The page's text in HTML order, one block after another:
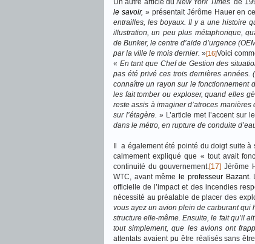
Un autre article duNew York Timesde
le savoir, » présentait Jérôme Hauer en
entrailles, les boyaux. Il y a une histoire
illustration, un peu plus métaphorique,
de Bunker, le centre d’aide d’urgence
par la ville le mois dernier. »[16]Voici
« En tant que Chef de Gestion des
pas été privé ces trois dernières années.
connaître un rayon sur le fonctionnement
les fait tomber ou exploser, quand elles
reste assis à imaginer d’atroces
sur l’étagère. » L’article met l’accent sur
dans le métro, en rupture de conduite
Il a également été pointé du doigt suite
calmement expliqué que « tout avait
continuité du gouvernement.[17] Jérôme
WTC, avant même
le professeur Bazant.
officielle de l’impact et des incendies
nécessité au préalable de placer des
vous ayez un avion plein de carburant qui
structure elle-même. Ensuite, le fait qu’il
tout simplement, que les avions ont
attentats avaient pu être réalisés sans